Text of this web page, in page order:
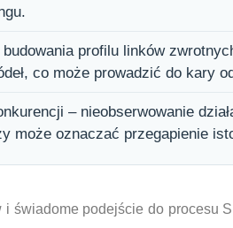
budowania profilu linków
co może prowadzić do kary
– nieobserwowanie
może oznaczać przegapienie
i świadome podejście do procesu